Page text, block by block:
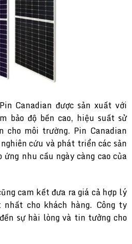
Canadian được sản xuất với
bảo độ bền cao, hiệu suất sử
cho môi trường. Pin Canadian
cứu và phát triển các sản
nhu cầu ngày càng cao của
cam kết đưa ra giá cả hợp lý
cho khách hàng. Công ty
sự hài lòng và tin tưởng cho